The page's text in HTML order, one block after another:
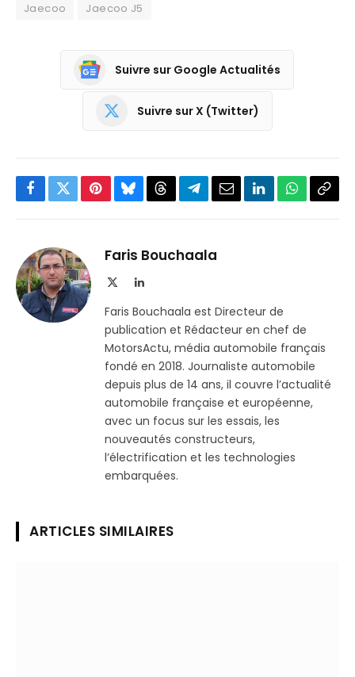
Jaecoo Jaecoo J5
Suivre sur Google Actualités
Suivre sur X (Twitter)
Facebook
TwitterPinterestBlueskyThreadsPartager
Telegram
EmailLinkedInWhatsApp
Faris Bouchaala
LinkedIn
Faris Bouchaala est Directeur de
publication et Rédacteur en chef de
MotorsActu, média automobile français
fondé en 2018. Journaliste automobile
depuis plus de 14 ans, il couvre l’actualité
automobile française et européenne,
avec un focus sur les essais, les
nouveautés constructeurs,
l’électrification et les technologies
embarquées.
ARTICLES SIMILAIRES